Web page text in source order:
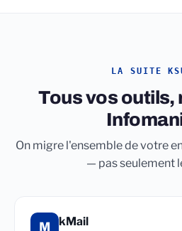
LA SUITE
Tous vos outils,
On migre l'ensemble de votre
— pas seulement
M kMail